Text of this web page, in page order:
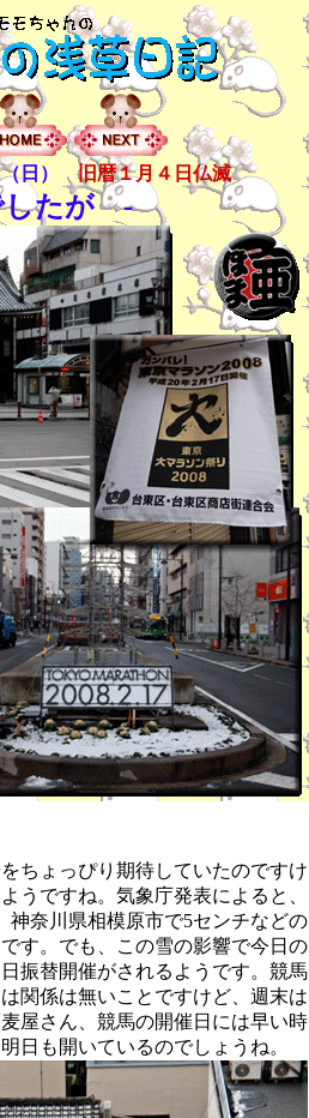
日） 旧暦１月４日仏滅
たが -
ょっぴり期待していたのですけ
うですね。気象庁発表によると、
神奈川県相模原市で5センチなどの
す。でも、この雪の影響で今日の
振替開催がされるようです。競馬
関係は無いことですけど、週末は
屋さん、競馬の開催日には早い時
日も開いているのでしょうね。